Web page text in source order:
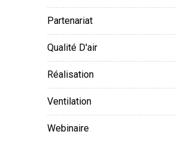
Partenariat
Qualité D'air
Réalisation
Ventilation
Webinaire